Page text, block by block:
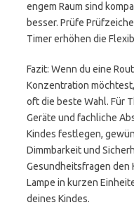
engem Raum sind
besser. Prüfe
Timer erhöhen die
Fazit: Wenn du eine
Konzentration
oft die beste Wahl. Für
Geräte und fachliche
Kindes festlegen,
Dimmbarkeit und
Gesundheitsfragen den
Lampe in kurzen
deines Kindes.